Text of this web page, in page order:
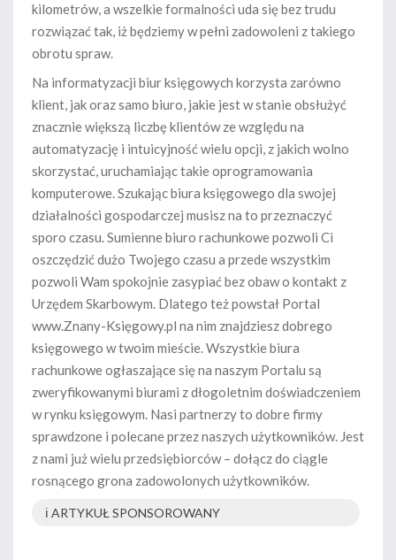
kilometrów, a wszelkie formalności uda się bez trudu
rozwiązać tak, iż będziemy w pełni zadowoleni z takiego
obrotu spraw.
Na informatyzacji biur księgowych korzysta zarówno
klient, jak oraz samo biuro, jakie jest w stanie obsłużyć
znacznie większą liczbę klientów ze względu na
automatyzację i intuicyjność wielu opcji, z jakich wolno
skorzystać, uruchamiając takie oprogramowania
komputerowe. Szukając biura księgowego dla swojej
działalności gospodarczej musisz na to przeznaczyć
sporo czasu. Sumienne biuro rachunkowe pozwoli Ci
oszczędzić dużo Twojego czasu a przede wszystkim
pozwoli Wam spokojnie zasypiać bez obaw o kontakt z
Urzędem Skarbowym. Dlatego też powstał Portal
www.Znany-Księgowy.pl na nim znajdziesz dobrego
księgowego w twoim mieście. Wszystkie biura
rachunkowe ogłaszające się na naszym Portalu są
zweryfikowanymi biurami z dłogoletnim doświadczeniem
w rynku księgowym. Nasi partnerzy to dobre firmy
sprawdzone i polecane przez naszych użytkowników. Jest
z nami już wielu przedsiębiorców – dołącz do ciągle
rosnącego grona zadowolonych użytkowników.
ℹ️ ARTYKUŁ SPONSOROWANY